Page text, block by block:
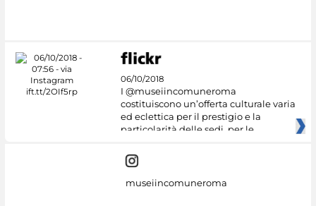
06/10/2018
I @museiincomuneroma
costituiscono un’offerta culturale varia
ed eclettica per il prestigio e la
particolarità delle sedi, per le
museiincomuneroma